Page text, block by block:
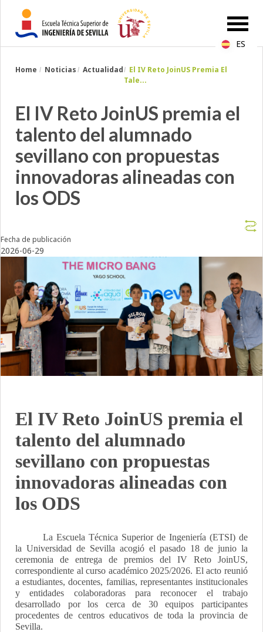
Breadcrumbs
You
Home Noticias Actualidad
El IV Reto JoinUS Premia El
Tale...
El IV Reto JoinUS premia el
talento del alumnado
sevillano con propuestas
innovadoras alineadas con
los ODS
Fecha de publicación
2026-06-29
El IV Reto JoinUS premia el
talento del alumnado
sevillano con propuestas
innovadoras alineadas con
los ODS
La Escuela Técnica Superior de Ingeniería (ETSI) de
la Universidad de Sevilla acogió el pasado 18 de junio la
ceremonia de entrega de premios del IV Reto JoinUS,
correspondiente al curso académico 2025/2026. El acto reunió
a estudiantes, docentes, familias, representantes institucionales
y entidades colaboradoras para reconocer el trabajo
desarrollado por los cerca de 30 equipos participantes
procedentes de centros educativos de toda la provincia de
Sevilla.
ES